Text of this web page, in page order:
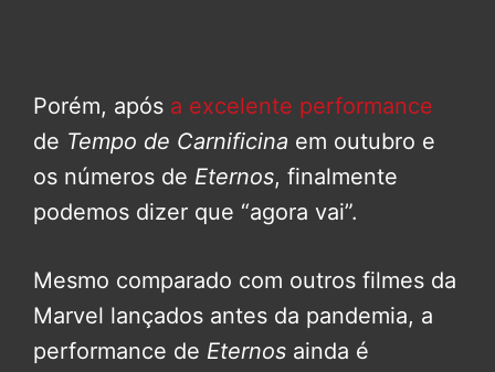
Porém, após a excelente performance
de Tempo de Carnificina em outubro e
os números de Eternos, finalmente
podemos dizer que “agora vai”.
Mesmo comparado com outros filmes da
Marvel lançados antes da pandemia, a
performance de Eternos ainda é